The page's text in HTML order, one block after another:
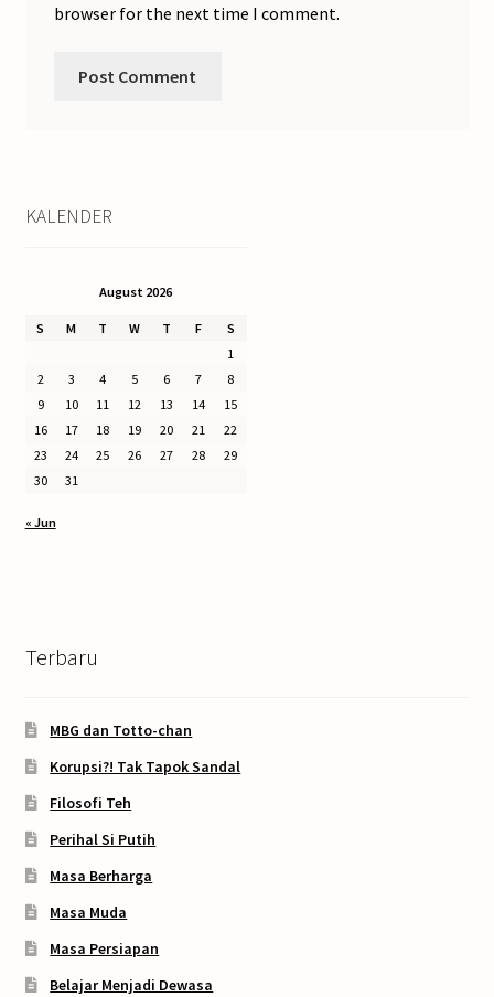
browser for the next time I comment.
KALENDER
August 2026
S M T W T F
S
1
2
3 4 5 6 7
8
9
10 11 12 13 14
15
16
17 18 19 20 21
22
23
24 25 26 27 28
29
30
31
« Jun
Terbaru
MBG dan Totto-chan
Korupsi?! Tak Tapok Sandal
Filosofi Teh
Perihal Si Putih
Masa Berharga
Masa Muda
Masa Persiapan
Belajar Menjadi Dewasa